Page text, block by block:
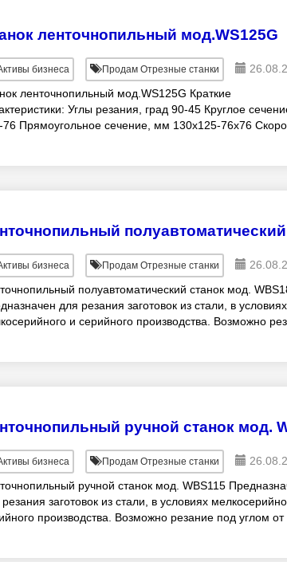
ленточнопильный мод.WS125G
бизнеса Продам Отрезные станки
ленточнопильный мод.WS125G Краткие
Углы резания, град 90-45 Круглое
76 Прямоугольное сечение, мм 130х125-76х76
бизнеса Продам Отрезные станки
полуавтоматический станок мод.
для резания заготовок из стали, в условиях
и серийного производства. Возможно
ручной станок мод.
бизнеса Продам Отрезные станки
ручной станок мод. WBS115
заготовок из стали, в условиях
производства. Возможно резание под углом от